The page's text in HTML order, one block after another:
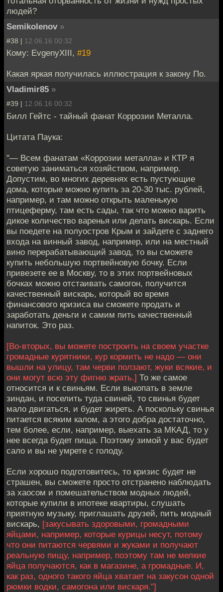
людей?
Semikolenov »
#38 | 12.06.16 00:32
Кому: EvgenyXIII, #19
Какая яркая получилась иллюстрация к закону По.
Vladimir85 »
#39 | 12.06.16 00:32
Билл Гейтс - тайный фанат Коррозии Металла.
Цитата Паука:
"— Всем фанатам «Коррозии металла» и КТР я
советую заниматься хозяйством, например.
Допустим, во многих деревнях есть пустующие
дома, которые можно купить за 20-30 тыс. рублей,
например, и там можно открыть маленькую
птицеферму, там есть сады, так что можно варить
дикое количество варенья или делать вискарь. Если
вы поедете на полуостров Крым и зайдете с заднего
входа на винный завод, например, или на местный
вино перерабатывающий завод, то вы сможете
купить небольшую портвейновую бочку. Если
привезете ее в Москву, то в этих портвейновых
бочках можно отстаивать самогон, получится
качественный вискарь, который во время
финансового кризиса вы сможете продать и
заработать деньги и самим пить качественный
напиток. Это раз.
[Во-вторых, вы можете построить на своем участке
громадные курятники, кур кормить не надо — они
вышли на улицу, там черви ползают, жуки всякие, и
они могут всю эту фигню жрать.] То же самое
относится и к свиньям. Если выкопать в земле
зиндан, и поселить туда свиней, то свинья будет
мало двигаться, и будет жиреть. А поскольку свинья
питается всяким калом, а этого добра достаточно,
тем более, если, например, выехать за МКАД, то у
нее всегда будет пища. Поэтому зимой у вас будет
сало и вы не умрете с голоду.
Если хорошо подготовитесь, то кризис будет не
страшен, вы сможете просто отстранено наблюдать
за хаосом и помешательством модных людей,
которые купили в ипотеке квартиры, слушать
приятную музыку, приглашать друзей, пить модный
вискарь, [закусывать здоровыми, громадными
яйцами, например, которые курицы несут, потому
что они питаются червями и жуками и получают
реальную пищу, например, поэтому там не мелкие
яйца получаются, как в магазине, а громадные. И,
как раз, одного такого яйца хватает на закусон одной
рюмки водки, самогона или вискаря."]